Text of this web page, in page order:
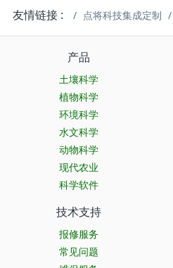
友情链接 : 点将科技集成定制
产品
土壤科学
植物科学
环境科学
水文科学
动物科学
现代农业
科学软件
技术支持
报修服务
常见问题